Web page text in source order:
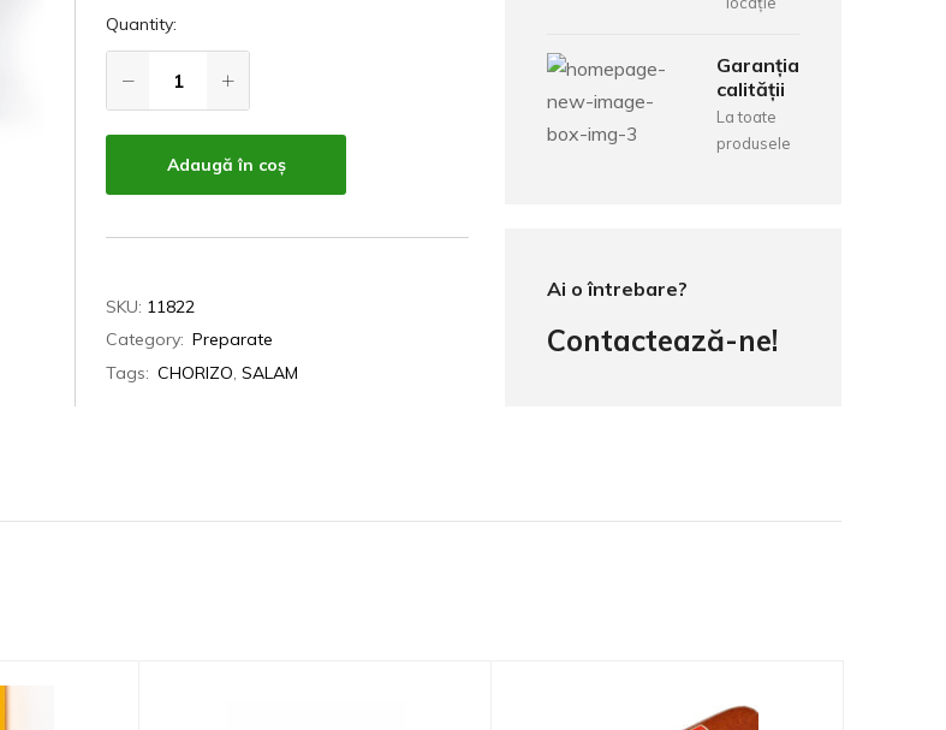
Quantity:
Adaugă în coș
SKU: 11822
Category: Preparate
Tags: CHORIZO,SALAM
Garanția
calității
La toate
produsele
Ai o întrebare?
Contactează-ne!